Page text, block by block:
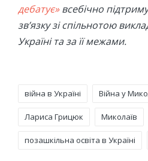
дебатує»всебічно
зв’язку зі спільнотою
Україні та за її межами.
війна в Україні Війна у
Лариса Грицюк Миколаїв
позашкільна освіта в Україні